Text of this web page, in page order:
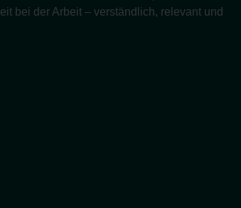
bei der Arbeit – verständlich, relevant und